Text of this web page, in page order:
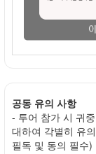
공동 유의 사항
- 투어 참가 시 귀
대하여 각별히 유
필독 및 동의 필수)